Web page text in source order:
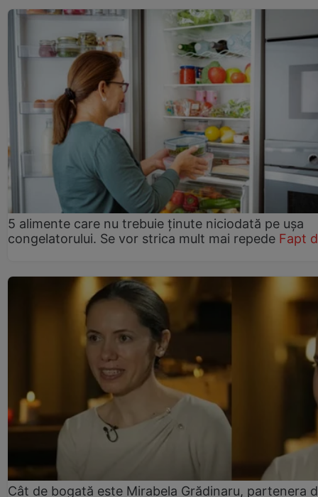
5 alimente care nu trebuie ținute niciodată pe ușa
congelatorului. Se vor strica mult mai repede Fapt
Cât de bogată este Mirabela Grădinaru, partenera